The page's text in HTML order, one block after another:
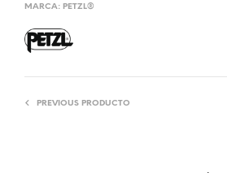
MARCA: PETZL®
PREVIOUS PRODUCTO